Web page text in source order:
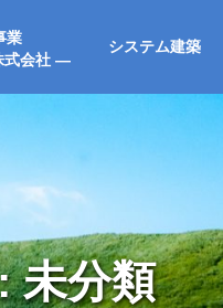
業
式会社 ―
システム建築
未分類